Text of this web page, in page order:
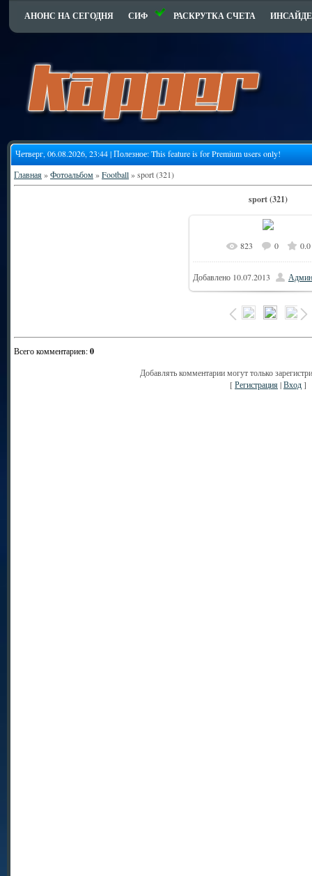
АНОНС НА СЕГОДНЯ СИФ РАСКРУТКА СЧЕТА
Четверг, 06.08.2026, 23:44 | Полезное:This feature is for Premium users only!
Главная»Фотоальбом»Football» sport (321)
sport (321)
823 0 0.0
Добавлено 10.07.2013
Всего комментариев:0
Добавлять комментарии могут только
[Регистрация|Вход]